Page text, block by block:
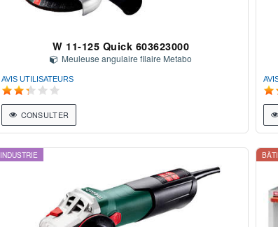
W 11-125 Quick 603623000
Meuleuse angulaire filaire Metabo
AVIS UTILISATEURS
CONSULTER
INDUSTRIE